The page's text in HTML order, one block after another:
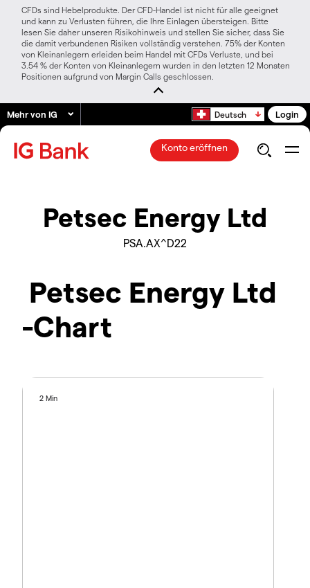
CFDs sind Hebelprodukte. Der CFD-Handel ist nicht für alle geeignet
und kann zu Verlusten führen, die Ihre Einlagen übersteigen. Bitte
lesen Sie daher unseren Risikohinweis und stellen Sie sicher, dass Sie
die damit verbundenen Risiken vollständig verstehen. 75% der Konten
von Kleinanlegern erleiden beim Handel mit CFDs Verluste, und bei
3.54 % der Konten von Kleinanlegern wurden in den letzten 12 Monaten
Positionen aufgrund von Margin Calls geschlossen.
Mehr von IG Deutsch Login
Konto eröffnen
Petsec Energy Ltd
PSA.AX^D22
Petsec Energy Ltd
-Chart
2 Min